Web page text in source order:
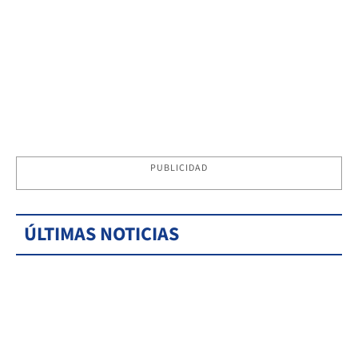
PUBLICIDAD
ÚLTIMAS NOTICIAS